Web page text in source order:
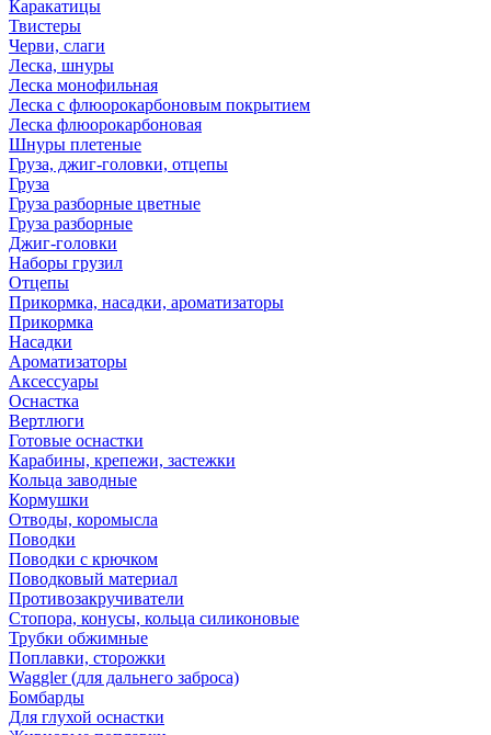
Каракатицы
Твистеры
Черви, слаги
Леска, шнуры
Леска монофильная
Леска с флюорокарбоновым покрытием
Леска флюорокарбоновая
Шнуры плетеные
Груза, джиг-головки, отцепы
Груза
Груза разборные цветные
Груза разборные
Джиг-головки
Наборы грузил
Отцепы
Прикормка, насадки, ароматизаторы
Прикормка
Насадки
Ароматизаторы
Аксессуары
Оснастка
Вертлюги
Готовые оснастки
Карабины, крепежи, застежки
Кольца заводные
Кормушки
Отводы, коромысла
Поводки
Поводки с крючком
Поводковый материал
Противозакручиватели
Стопора, конусы, кольца силиконовые
Трубки обжимные
Поплавки, сторожки
Waggler (для дальнего заброса)
Бомбарды
Для глухой оснастки